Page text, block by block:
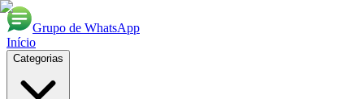
Grupo de WhatsApp
Início
Categorias